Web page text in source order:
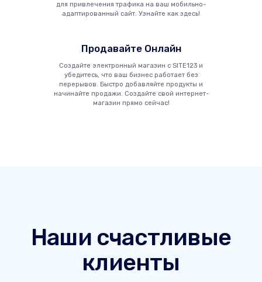
для привлечения трафика на ваш мобильно-
адаптированный сайт. Узнайте как здесь!
Продавайте Онлайн
Создайте электронный магазин с SITE123 и
убедитесь, что ваш бизнес работает без
перерывов. Быстро добавляйте продукты и
начинайте продажи. Создайте свой интернет-
магазин прямо сейчас!
Наши счастливые
клиенты